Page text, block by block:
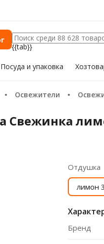
{{tab}}
Посуда и упаковка
Освежители
Свежинка
Отдушка
лимон
Бренд